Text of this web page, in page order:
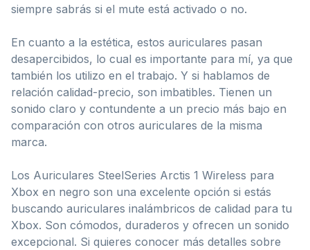
siempre sabrás si el mute está activado o no.
En cuanto a la estética, estos auriculares pasan
desapercibidos, lo cual es importante para mí, ya que
también los utilizo en el trabajo. Y si hablamos de
relación calidad-precio, son imbatibles. Tienen un
sonido claro y contundente a un precio más bajo en
comparación con otros auriculares de la misma
marca.
Los Auriculares SteelSeries Arctis 1 Wireless para
Xbox en negro son una excelente opción si estás
buscando auriculares inalámbricos de calidad para tu
Xbox. Son cómodos, duraderos y ofrecen un sonido
excepcional. Si quieres conocer más detalles sobre